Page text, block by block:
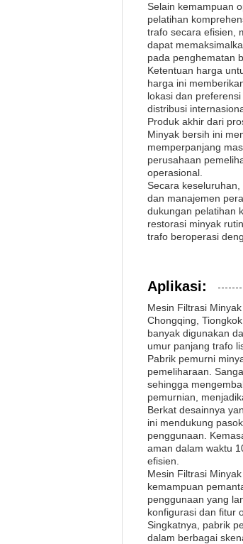
Selain kemampuan
pelatihan
trafo secara efisien,
dapat
pada penghematan
Ketentuan harga
harga ini
lokasi dan
distribusi
Produk akhir dari
Minyak bersih ini
memperpanjang
perusahaan
operasional.
Secara
dan manajemen
dukungan pelatihan
restorasi minyak
trafo beroperasi
Aplikasi:
Mesin Filtrasi
Chongqing,
banyak digunakan
umur panjang trafo
Pabrik pemurni
pemeliharaan.
sehingga
pemurnian,
Berkat desainnya
ini mendukung
penggunaan.
aman dalam waktu
efisien.
Mesin Filtrasi
kemampuan
penggunaan yang
konfigurasi dan fitur
Singkatnya, pabrik
dalam berbagai